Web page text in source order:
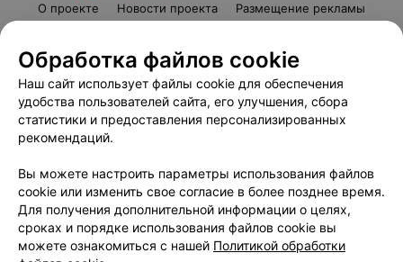
О проекте Новости проекта
Размещение рекламы
Пользовательское соглашение
Способы оплаты
Вакансии
Партнеры
Написать руководителю 103.by
Обработка персональных данных
Обработка файлов cookie
Наш сайт использует файлы cookie для обеспечения
удобства пользователей сайта, его улучшения, сбора
статистики и предоставления персонализированных
рекомендаций.
Вы можете настроить параметры использования файлов
cookie или изменить свое согласие в более позднее время.
Для получения дополнительной информации о целях,
сроках и порядке использования файлов cookie вы
можете ознакомиться с нашей Политикой обработки